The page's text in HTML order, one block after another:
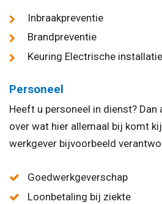
Inbraakpreventie
Brandpreventie
Keuring Electrische installatie
Personeel
Heeft u personeel in dienst?
over wat hier allemaal bij komt
werkgever bijvoorbeeld
Goedwerkgeverschap
Loonbetaling bij ziekte